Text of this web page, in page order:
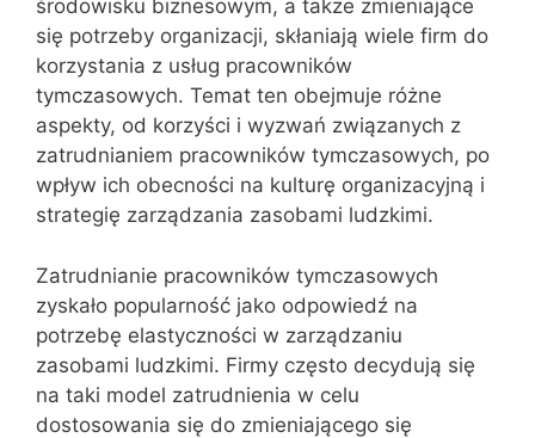
środowisku biznesowym, a także zmieniające
się potrzeby organizacji, skłaniają wiele firm do
korzystania z usług pracowników
tymczasowych. Temat ten obejmuje różne
aspekty, od korzyści i wyzwań związanych z
zatrudnianiem pracowników tymczasowych, po
wpływ ich obecności na kulturę organizacyjną i
strategię zarządzania zasobami ludzkimi.
Zatrudnianie pracowników tymczasowych
zyskało popularność jako odpowiedź na
potrzebę elastyczności w zarządzaniu
zasobami ludzkimi. Firmy często decydują się
na taki model zatrudnienia w celu
dostosowania się do zmieniającego się